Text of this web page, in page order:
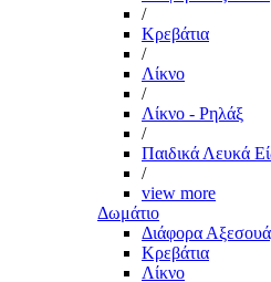
/
Κρεβάτια
/
Λίκνο
/
Λίκνο - Ρηλάξ
/
Παιδικά Λευκά
/
view more
Δωμάτιο
Διάφορα
Κρεβάτια
Λίκνο